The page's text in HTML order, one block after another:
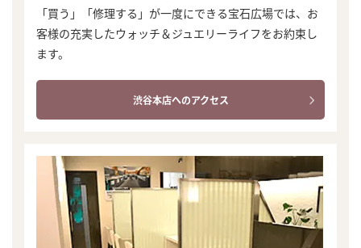
「買う」「修理する」が一度にできる宝石広場では、お
客様の充実したウォッチ＆ジュエリーライフをお約束し
ます。
渋谷本店へのアクセス